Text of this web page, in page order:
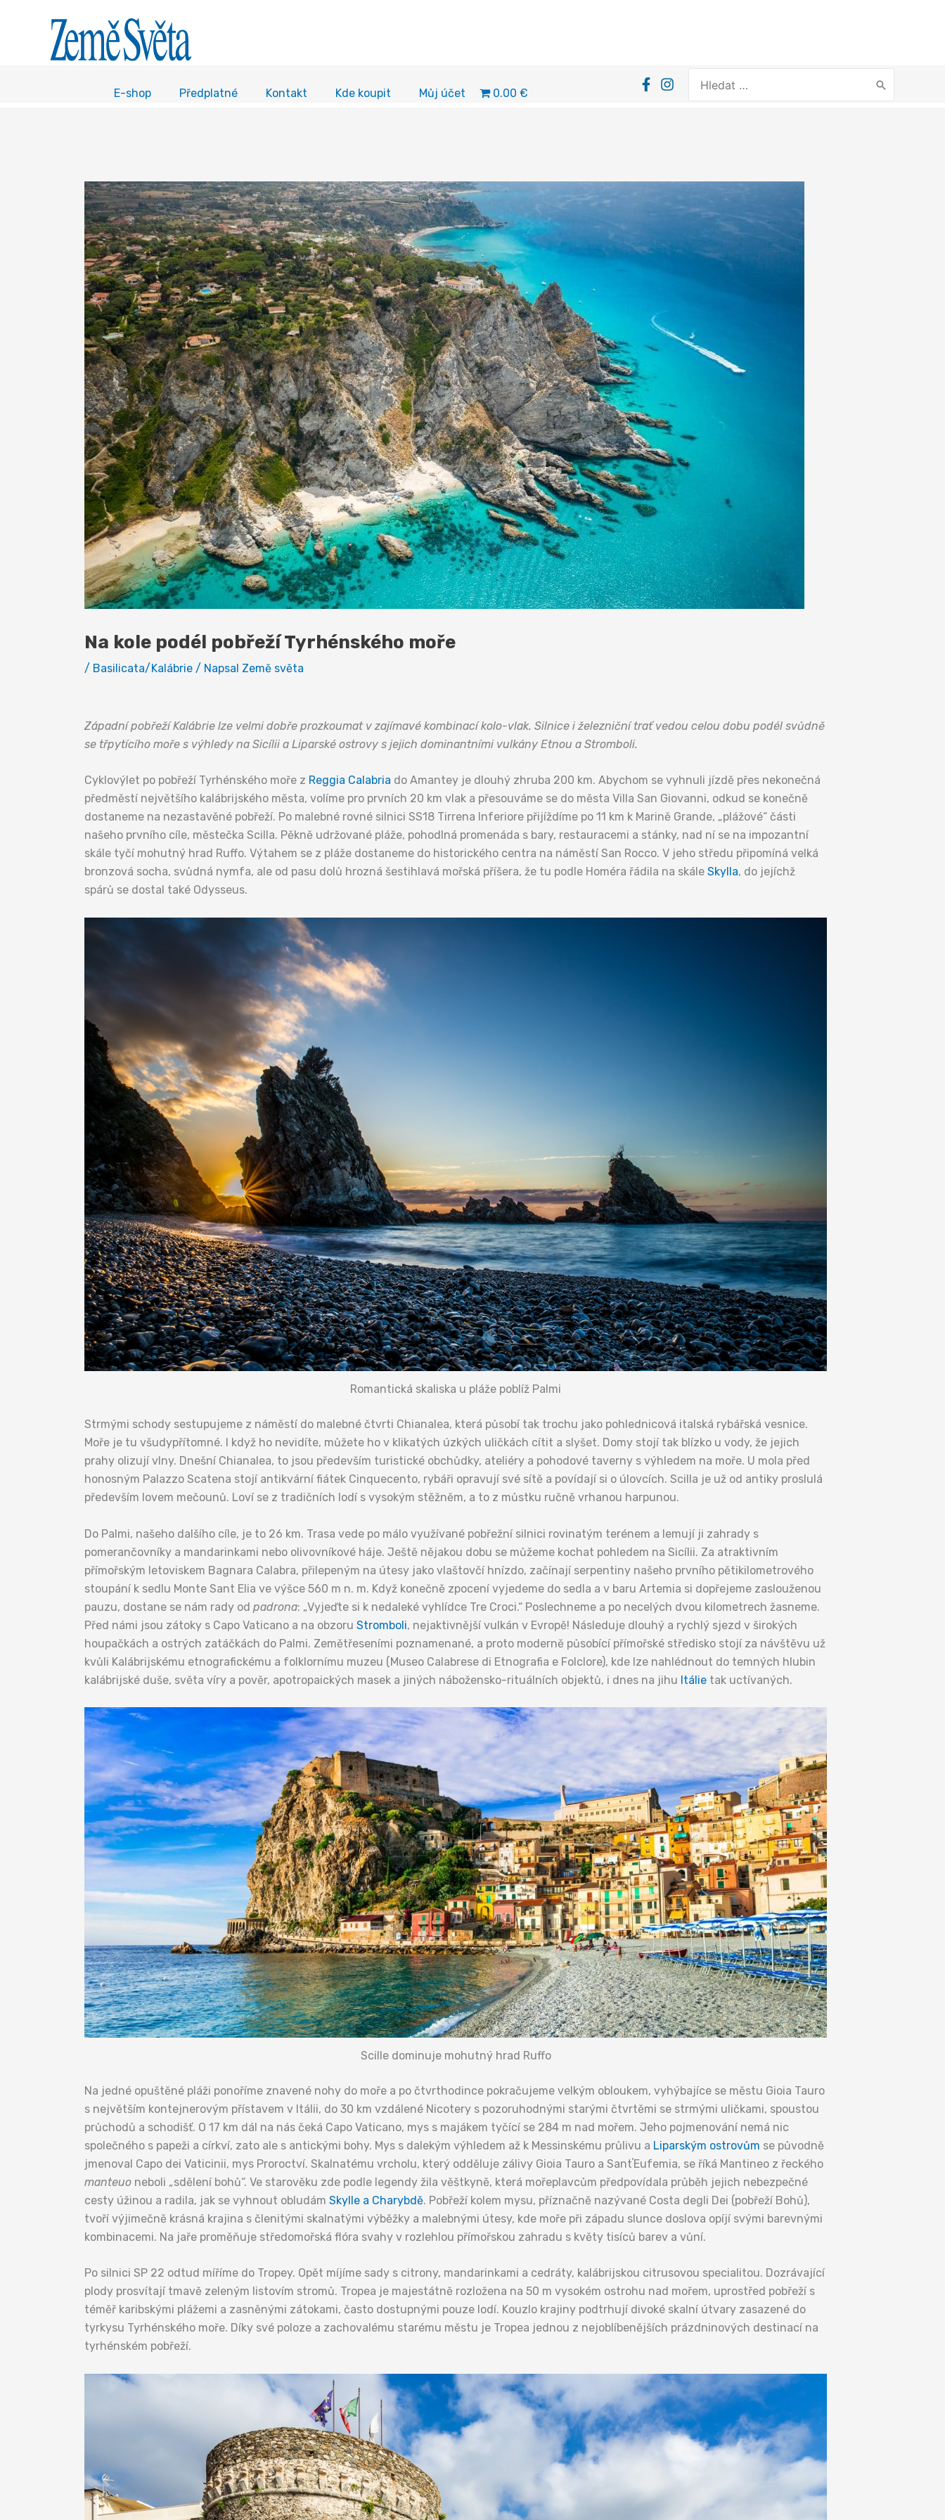
E-shop Předplatné Kontakt Kde koupit Můj účet 0.00 €
for:
Na kole podél pobřeží Tyrhénského moře
/ Basilicata/Kalábrie / Napsal Země světa
Západní pobřeží Kalábrie lze velmi dobře prozkoumat v zajímavé kombinací kolo-vlak. Silnice i železniční trať vedou celou dobu podél svůdně
se třpytícího moře s výhledy na Sicílii a Liparské ostrovy s jejich dominantními vulkány Etnou a Stromboli.
Cyklovýlet po pobřeží Tyrhénského moře z Reggia Calabria do Amantey je dlouhý zhruba 200 km. Abychom se vyhnuli jízdě přes nekonečná
předměstí největšího kalábrijského města, volíme pro prvních 20 km vlak a přesouváme se do města Villa San Giovanni, odkud se konečně
dostaneme na nezastavěné pobřeží. Po malebné rovné silnici SS18 Tirrena Inferiore přijíždíme po 11 km k Marině Grande, „plážové“ části
našeho prvního cíle, městečka Scilla. Pěkně udržované pláže, pohodlná promenáda s bary, restauracemi a stánky, nad ní se na impozantní
skále tyčí mohutný hrad Ruffo. Výtahem se z pláže dostaneme do historického centra na náměstí San Rocco. V jeho středu připomíná velká
bronzová socha, svůdná nymfa, ale od pasu dolů hrozná šestihlavá mořská příšera, že tu podle Homéra řádila na skále Skylla, do jejíchž
spárů se dostal také Odysseus.
Romantická skaliska u pláže poblíž Palmi
Strmými schody sestupujeme z náměstí do malebné čtvrti Chianalea, která působí tak trochu jako pohlednicová italská rybářská vesnice.
Moře je tu všudypřítomné. I když ho nevidíte, můžete ho v klikatých úzkých uličkách cítit a slyšet. Domy stojí tak blízko u vody, že jejich
prahy olizují vlny. Dnešní Chianalea, to jsou především turistické obchůdky, ateliéry a pohodové taverny s výhledem na moře. U mola před
honosným Palazzo Scatena stojí antikvární fiátek Cinquecento, rybáři opravují své sítě a povídají si o úlovcích. Scilla je už od antiky proslulá
především lovem mečounů. Loví se z tradičních lodí s vysokým stěžněm, a to z můstku ručně vrhanou harpunou.
Do Palmi, našeho dalšího cíle, je to 26 km. Trasa vede po málo využívané pobřežní silnici rovinatým terénem a lemují ji zahrady s
pomerančovníky a mandarinkami nebo olivovníkové háje. Ještě nějakou dobu se můžeme kochat pohledem na Sicílii. Za atraktivním
přímořským letoviskem Bagnara Calabra, přilepeným na útesy jako vlaštovčí hnízdo, začínají serpentiny našeho prvního pětikilometrového
stoupání k sedlu Monte Sant Elia ve výšce 560 m n. m. Když konečně zpocení vyjedeme do sedla a v baru Artemia si dopřejeme zaslouženou
pauzu, dostane se nám rady od padrona: „Vyjeďte si k nedaleké vyhlídce Tre Croci.“ Poslechneme a po necelých dvou kilometrech žasneme.
Před námi jsou zátoky s Capo Vaticano a na obzoru Stromboli, nejaktivnější vulkán v Evropě! Následuje dlouhý a rychlý sjezd v širokých
houpačkách a ostrých zatáčkách do Palmi. Zemětřeseními poznamenané, a proto moderně působící přímořské středisko stojí za návštěvu už
kvůli Kalábrijskému etnografickému a folklornímu muzeu (Museo Calabrese di Etnografia e Folclore), kde lze nahlédnout do temných hlubin
kalábrijské duše, světa víry a pověr, apotropaických masek a jiných nábožensko-rituálních objektů, i dnes na jihu Itálie tak uctívaných.
Scille dominuje mohutný hrad Ruffo
Na jedné opuštěné pláži ponoříme znavené nohy do moře a po čtvrthodince pokračujeme velkým obloukem, vyhýbajíce se městu Gioia Tauro
s největším kontejnerovým přístavem v Itálii, do 30 km vzdálené Nicotery s pozoruhodnými starými čtvrtěmi se strmými uličkami, spoustou
průchodů a schodišť. O 17 km dál na nás čeká Capo Vaticano, mys s majákem tyčící se 284 m nad mořem. Jeho pojmenování nemá nic
společného s papeži a církví, zato ale s antickými bohy. Mys s dalekým výhledem až k Messinskému průlivu a Liparským ostrovům se původně
jmenoval Capo dei Vaticinii, mys Proroctví. Skalnatému vrcholu, který odděluje zálivy Gioia Tauro a SantʼEufemia, se říká Mantineo z řeckého
manteuo neboli „sdělení bohů“. Ve starověku zde podle legendy žila věštkyně, která mořeplavcům předpovídala průběh jejich nebezpečné
cesty úžinou a radila, jak se vyhnout obludám Skylle a Charybdě. Pobřeží kolem mysu, příznačně nazývané Costa degli Dei (pobřeží Bohů),
tvoří výjimečně krásná krajina s členitými skalnatými výběžky a malebnými útesy, kde moře při západu slunce doslova opíjí svými barevnými
kombinacemi. Na jaře proměňuje středomořská flóra svahy v rozlehlou přímořskou zahradu s květy tisíců barev a vůní.
Po silnici SP 22 odtud míříme do Tropey. Opět míjíme sady s citrony, mandarinkami a cedráty, kalábrijskou citrusovou specialitou. Dozrávající
plody prosvítají tmavě zeleným listovím stromů. Tropea je majestátně rozložena na 50 m vysokém ostrohu nad mořem, uprostřed pobřeží s
téměř karibskými plážemi a zasněnými zátokami, často dostupnými pouze lodí. Kouzlo krajiny podtrhují divoké skalní útvary zasazené do
tyrkysu Tyrhénského moře. Díky své poloze a zachovalému starému městu je Tropea jednou z nejoblíbenějších prázdninových destinací na
tyrhénském pobřeží.